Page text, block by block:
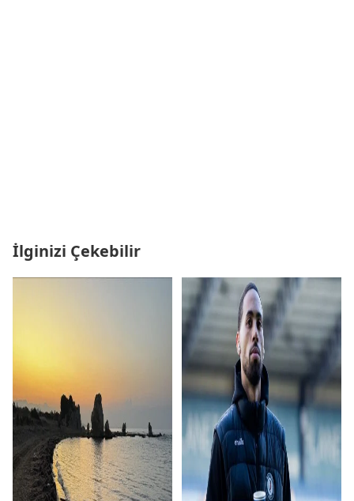
İlginizi Çekebilir